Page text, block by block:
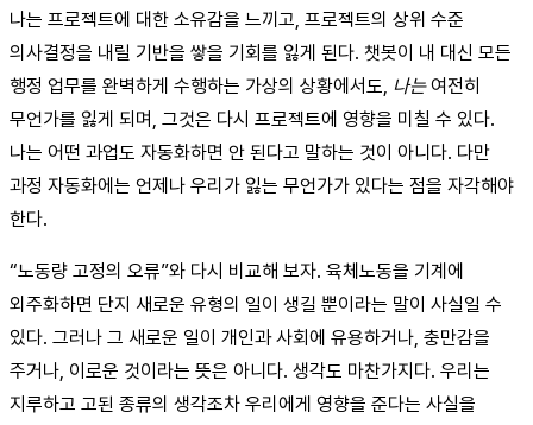
나는 프로젝트에 대한 소유감을 느끼고, 프로젝트의 상위 수준
의사결정을 내릴 기반을 쌓을 기회를 잃게 된다. 챗봇이 내 대신 모든
행정 업무를 완벽하게 수행하는 가상의 상황에서도, 나는여전히
무언가를 잃게 되며, 그것은 다시 프로젝트에 영향을 미칠 수 있다.
나는 어떤 과업도 자동화하면 안 된다고 말하는 것이 아니다. 다만
과정 자동화에는 언제나 우리가 잃는 무언가가 있다는 점을 자각해야
한다.
“노동량 고정의 오류”와 다시 비교해 보자. 육체노동을 기계에
외주화하면 단지 새로운 유형의 일이 생길 뿐이라는 말이 사실일 수
있다. 그러나 그 새로운 일이 개인과 사회에 유용하거나, 충만감을
주거나, 이로운 것이라는 뜻은 아니다. 생각도 마찬가지다. 우리는
지루하고 고된 종류의 생각조차 우리에게 영향을 준다는 사실을